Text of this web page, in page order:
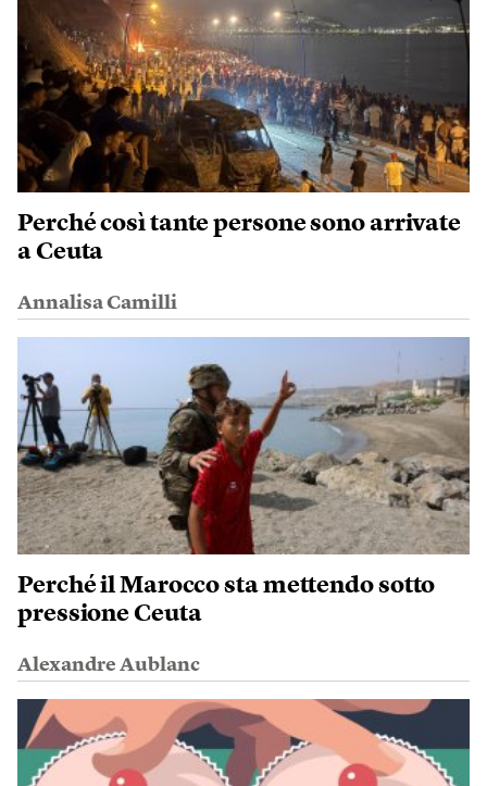
Perché così tante persone sono arrivate
a Ceuta
Annalisa Camilli
Perché il Marocco sta mettendo sotto
pressione Ceuta
Alexandre Aublanc